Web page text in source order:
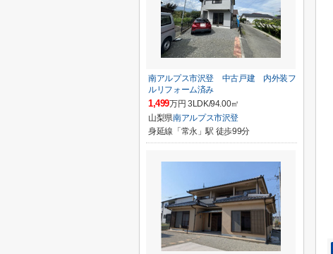
南アルプス市沢登 中古戸建 内外装フ
ルリフォーム済み
1,499万円 3LDK/94.00㎡
山梨県南アルプス市沢登
身延線「常永」駅 徒歩99分